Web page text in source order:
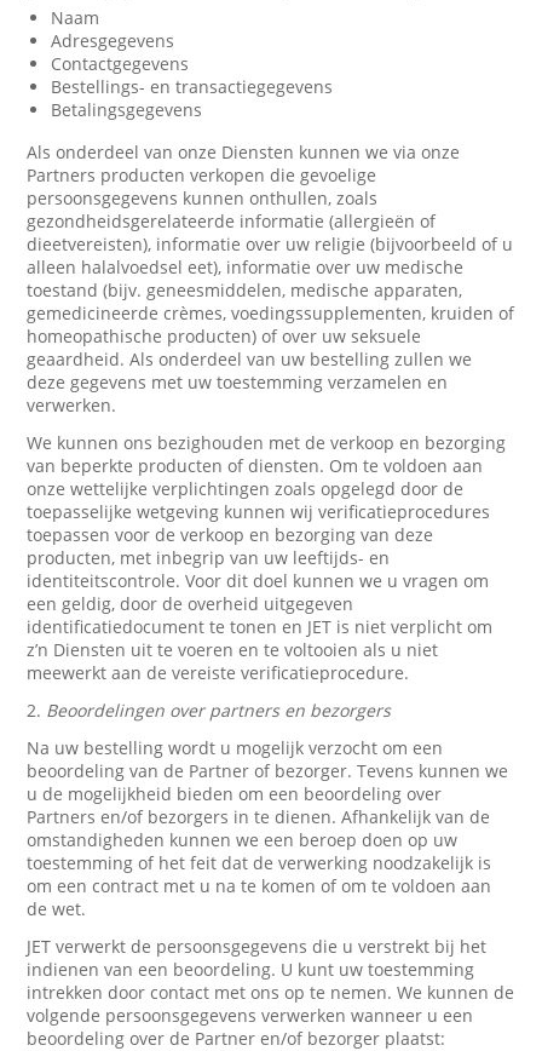
Naam
Adresgegevens
Contactgegevens
Bestellings- en transactiegegevens
Betalingsgegevens
Als onderdeel van onze Diensten kunnen we via onze
Partners producten verkopen die gevoelige
persoonsgegevens kunnen onthullen, zoals
gezondheidsgerelateerde informatie (allergieën of
dieetvereisten), informatie over uw religie (bijvoorbeeld of u
alleen halalvoedsel eet), informatie over uw medische
toestand (bijv. geneesmiddelen, medische apparaten,
gemedicineerde crèmes, voedingssupplementen, kruiden of
homeopathische producten) of over uw seksuele
geaardheid. Als onderdeel van uw bestelling zullen we
deze gegevens met uw toestemming verzamelen en
verwerken.
We kunnen ons bezighouden met de verkoop en bezorging
van beperkte producten of diensten. Om te voldoen aan
onze wettelijke verplichtingen zoals opgelegd door de
toepasselijke wetgeving kunnen wij verificatieprocedures
toepassen voor de verkoop en bezorging van deze
producten, met inbegrip van uw leeftijds- en
identiteitscontrole. Voor dit doel kunnen we u vragen om
een geldig, door de overheid uitgegeven
identificatiedocument te tonen en JET is niet verplicht om
z’n Diensten uit te voeren en te voltooien als u niet
meewerkt aan de vereiste verificatieprocedure.
2. Beoordelingen over partners en bezorgers
Na uw bestelling wordt u mogelijk verzocht om een
beoordeling van de Partner of bezorger. Tevens kunnen we
u de mogelijkheid bieden om een beoordeling over
Partners en/of bezorgers in te dienen. Afhankelijk van de
omstandigheden kunnen we een beroep doen op uw
toestemming of het feit dat de verwerking noodzakelijk is
om een contract met u na te komen of om te voldoen aan
de wet.
JET verwerkt de persoonsgegevens die u verstrekt bij het
indienen van een beoordeling. U kunt uw toestemming
intrekken door contact met ons op te nemen. We kunnen de
volgende persoonsgegevens verwerken wanneer u een
beoordeling over de Partner en/of bezorger plaatst: